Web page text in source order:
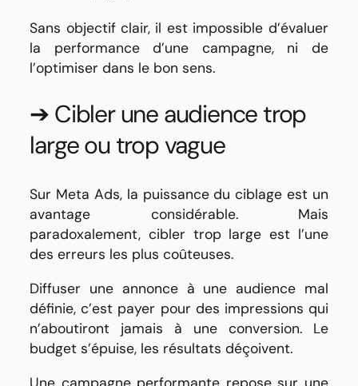
Sans objectif clair, il est impossible d’évaluer
la performance d’une campagne, ni de
l’optimiser dans le bon sens.
➔ Cibler une audience trop
large ou trop vague
Sur Meta Ads, la puissance du ciblage est un
avantage considérable. Mais
paradoxalement, cibler trop large est l’une
des erreurs les plus coûteuses.
Diffuser une annonce à une audience mal
définie, c’est payer pour des impressions qui
n’aboutiront jamais à une conversion. Le
budget s’épuise, les résultats déçoivent.
Une campagne performante repose sur une